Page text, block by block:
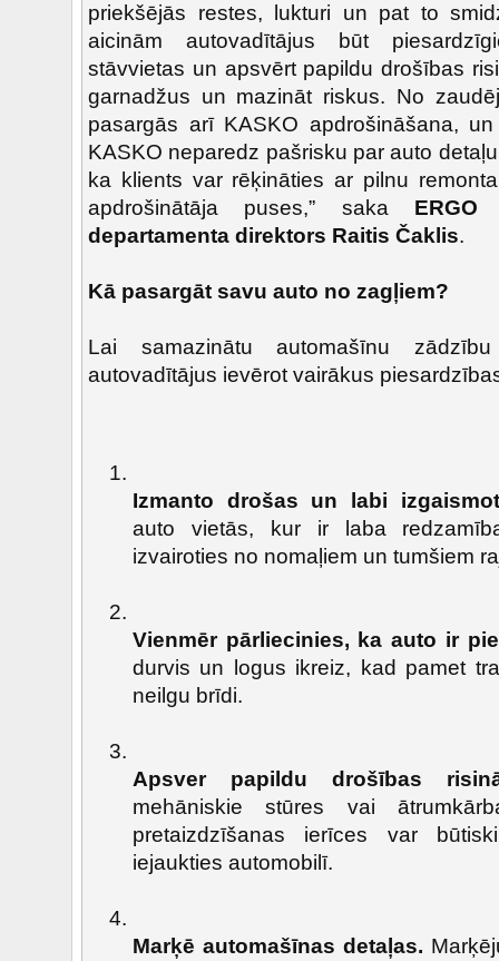
priekšējās restes, lukturi un pat to
aicinām autovadītājus būt
stāvvietas un apsvērt papildu drošības
garnadžus un mazināt riskus. No
pasargās arī KASKO apdrošināšana,
KASKO neparedz pašrisku par auto
ka klients var rēķināties ar pilnu
apdrošinātāja puses,” saka ERGO
departamenta direktors Raitis Čaklis.
Kā pasargāt savu auto no zagļiem?
Lai samazinātu automašīnu
autovadītājus ievērot vairākus
Izmanto drošas un labi
auto vietās, kur ir laba
izvairoties no nomaļiem un tumšiem
Vienmēr pārliecinies, ka auto ir
durvis un logus ikreiz, kad pamet
neilgu brīdi.
Apsver papildu drošības
mehāniskie stūres vai
pretaizdzīšanas ierīces var
iejaukties automobilī.
Marķē automašīnas detaļas.